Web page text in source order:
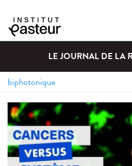
LE JOURNAL DE LA